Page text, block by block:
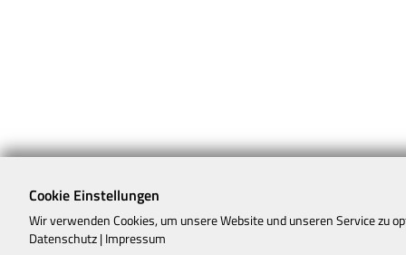
Cookie Einstellungen
Wir verwenden Cookies, um unsere Website und unseren Service zu
Datenschutz | Impressum